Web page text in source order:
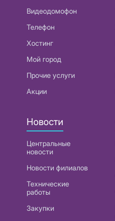
Видеодомофон
Телефон
Хостинг
Мой город
Прочие услуги
Акции
Новости
Центральные
новости
Новости филиалов
Технические
работы
Закупки